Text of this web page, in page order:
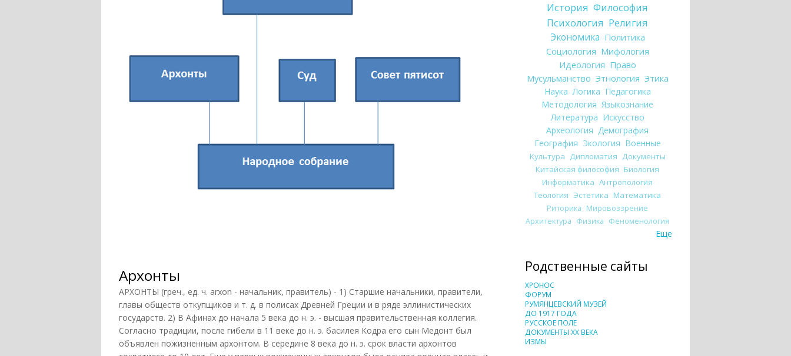
Архонты
АРХОНТЫ (греч., ед. ч. arxon - начальник, правитель) - 1) Старшие начальники, правители,
главы обществ откупщиков и т. д. в полисах Древней Греции и в ряде эллинистических
государств. 2) В Афинах до начала 5 века до н. э. - высшая правительственная коллегия.
Согласно традиции, после гибели в 11 веке до н. э. басилея Кодра его сын Медонт был
объявлен пожизненным архонтом. В середине 8 века до н. э. срок власти архонтов
История Философия
Психология Религия
Экономика Политика
Социология Мифология
Идеология Право
Мусульманство Этнология Этика
Наука Логика Педагогика
Методология Языкознание
Литература Искусство
Археология Демография
География Экология Военные
Культура Дипломатия Документы
Китайская философия Биология
Информатика Антропология
Теология Эстетика Математика
Риторика Мировоззрение
Архитектура Физика Феноменология
Еще
Родственные сайты
ХРОНОС
ФОРУМ
РУМЯНЦЕВСКИЙ МУЗЕЙ
ДО 1917 ГОДА
РУССКОЕ ПОЛЕ
ДОКУМЕНТЫ XX ВЕКА
ИЗМЫ